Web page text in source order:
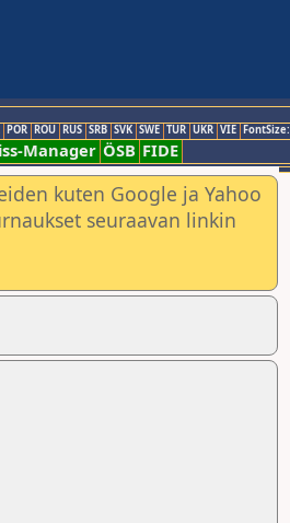
POR ROU RUS SRB SVK SWE TUR UKR VIE
Manager ÖSB FIDE
kuten Google ja Yahoo
seuraavan linkin